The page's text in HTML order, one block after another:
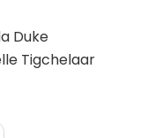
Duke
Tigchelaar